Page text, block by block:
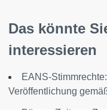
Das könnte
interessieren
EANS-
Veröffentlichung